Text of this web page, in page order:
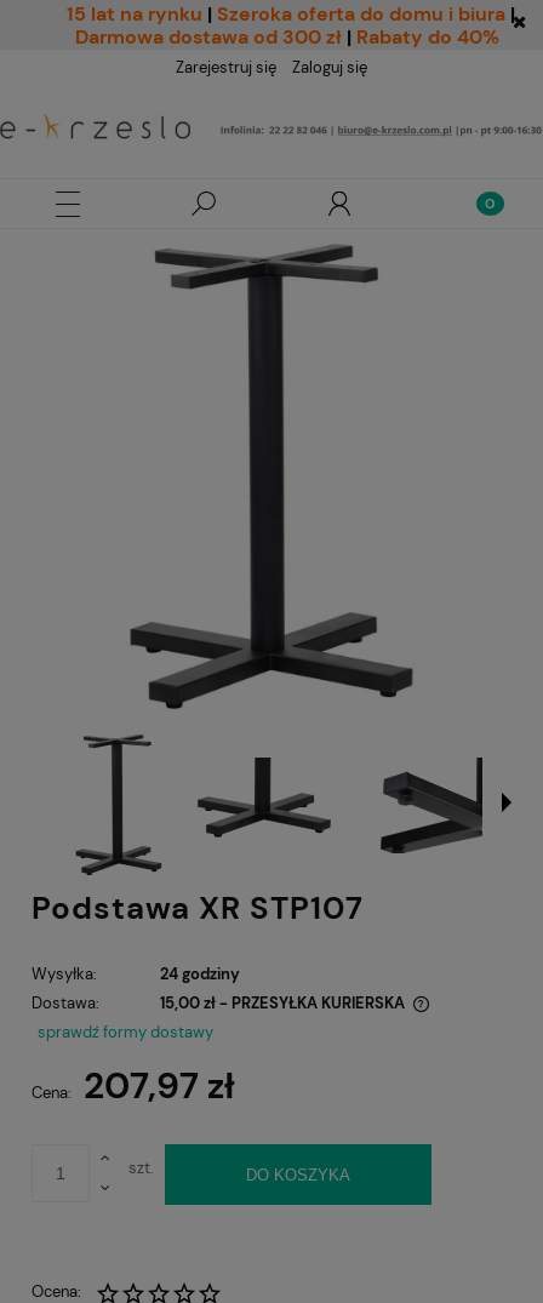
15 lat na rynku | Szeroka oferta do domu i biura |
Darmowa dostawa od 300 zł | Rabaty do 40%
Zarejestruj się Zaloguj się
Podstawa XR STP107
Wysyłka:
24 godziny
Dostawa:
15,00 zł - PRZESYŁKA KURIERSKA
Cena nie zawiera ewentualnych kosztów płatności
sprawdź formy dostawy
Cena: 207,97 zł
szt. DO KOSZYKA
Ocena: